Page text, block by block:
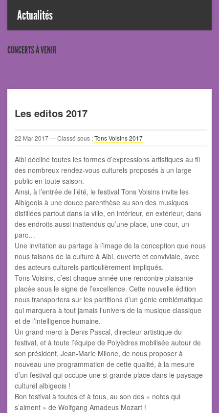
Actualités
CONCERTS À VENIR
Les editos 2017
22 Mar2017— Classé sous :Tons Voisins 2017
Albi décline toutes les formes d’expressions artistiques au fil
des nombreux rendez-vous culturels proposés à un large
public en toute saison.
Ainsi, à l’entrée de l’été, le festival Tons Voisins invite les
Albigeois à une douce parenthèse au son des musiques
distillées partout dans la ville, en intérieur, en extérieur, dans
des endroits aussi inattendus qu’une place, une cour, un
parc…
Une invitation au partage à l’image de la conception que nous
nous faisons de la culture à Albi, ouverte et conviviale, avec
des acteurs culturels particulièrement impliqués.
Tons Voisins, c’est chaque année une rencontre plaisante
placée sous le signe de l’excellence. Cette nouvelle édition
nous transportera sur les partitions d’un génie emblématique
qui marquera à tout jamais l’univers de la musique classique
et de l’intelligence humaine.
Un grand merci à Denis Pascal, directeur artistique du
festival, et à toute l’équipe de Polyèdres mobilisée autour de
son président, Jean-Marie Milone, de nous proposer à
nouveau une programmation de cette qualité, à la mesure
d’un festival qui occupe une si grande place dans le paysage
culturel albigeois !
Bon festival à toutes et à tous, au son des « notes qui
s’aiment » de Wolfgang Amadeus Mozart !